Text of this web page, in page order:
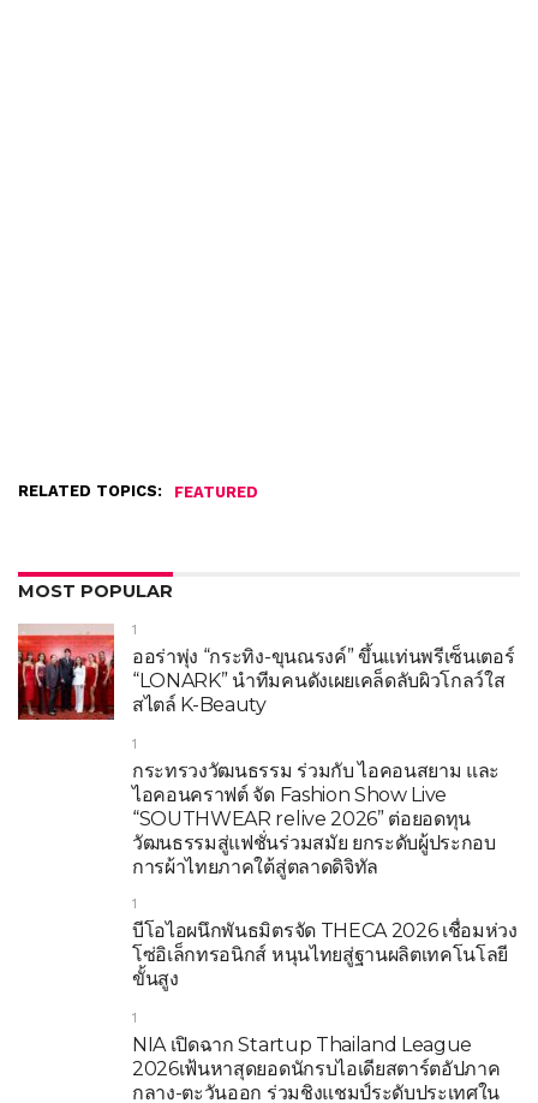
RELATED TOPICS: FEATURED
MOST POPULAR
1
ออร่าพุ่ง “กระทิง-ขุนณรงค์” ขึ้นแท่นพรีเซ็นเตอร์
“LONARK” นำทีมคนดังเผยเคล็ดลับผิวโกลว์ใส
สไตล์ K-Beauty
1
กระทรวงวัฒนธรรม ร่วมกับ ไอคอนสยาม และ
ไอคอนคราฟต์ จัด Fashion Show Live
“SOUTHWEAR relive 2026” ต่อยอดทุน
วัฒนธรรมสู่แฟชั่นร่วมสมัย ยกระดับผู้ประกอบ
การผ้าไทยภาคใต้สู่ตลาดดิจิทัล
1
บีโอไอผนึกพันธมิตรจัด THECA 2026 เชื่อมห่วง
โซ่อิเล็กทรอนิกส์ หนุนไทยสู่ฐานผลิตเทคโนโลยี
ขั้นสูง
1
NIA เปิดฉาก Startup Thailand League
2026เฟ้นหาสุดยอดนักรบไอเดียสตาร์ตอัปภาค
กลาง-ตะวันออก ร่วมชิงแชมป์ระดับประเทศใน